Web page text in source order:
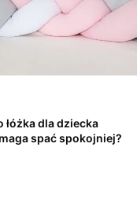
łóżka dla dziecka
spać spokojniej?